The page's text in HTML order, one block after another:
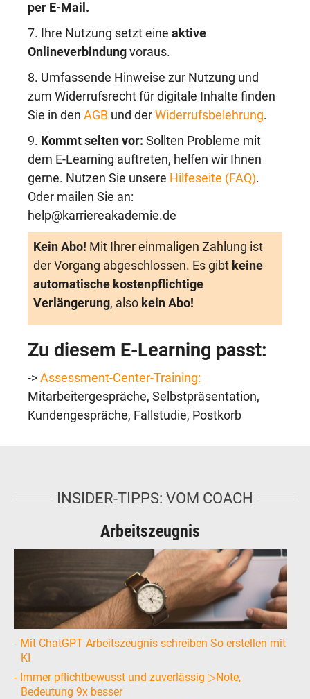
per E-Mail.
7. Ihre Nutzung setzt eine aktive
Onlineverbindung voraus.
8. Umfassende Hinweise zur Nutzung und
zum Widerrufsrecht für digitale Inhalte finden
Sie in den AGB und der Widerrufsbelehrung.
9. Kommt selten vor: Sollten Probleme mit
dem E-Learning auftreten, helfen wir Ihnen
gerne. Nutzen Sie unsere Hilfeseite (FAQ).
Oder mailen Sie an:
help@karriereakademie.de
Kein Abo! Mit Ihrer einmaligen Zahlung ist
der Vorgang abgeschlossen. Es gibt keine
automatische kostenpflichtige
Verlängerung, also kein Abo!
Zu diesem E-Learning passt:
-> Assessment-Center-Training:
Mitarbeitergespräche, Selbstpräsentation,
Kundengespräche, Fallstudie, Postkorb
INSIDER-TIPPS: VOM COACH
Arbeitszeugnis
Mit ChatGPT Arbeitszeugnis schreiben So erstellen mit
KI
Immer pflichtbewusst und zuverlässig ▷Note,
Bedeutung 9x besser